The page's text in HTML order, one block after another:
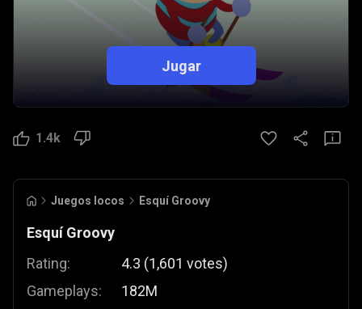
Jugar
1.4k
Juegos locos Esquí Groovy
Esquí Groovy
Rating:
Gameplays:
4.3 (1,601 votes)
182M